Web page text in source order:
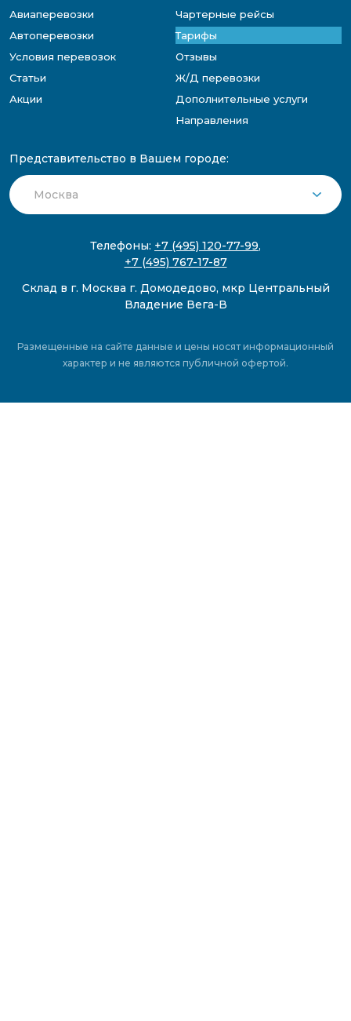
Авиаперевозки
Чартерные рейсы
Автоперевозки
Тарифы
Условия перевозок
Отзывы
Статьи
Ж/Д перевозки
Акции
Дополнительные услуги
Направления
Представительство в Вашем городе:
Телефоны: +7 (495) 120-77-99,
+7 (495) 767-17-87
Склад в г. Москва г. Домодедово, мкр Центральный
Владение Вега-В
Размещенные на сайте данные и цены носят информационный
характер и не являются публичной офертой.